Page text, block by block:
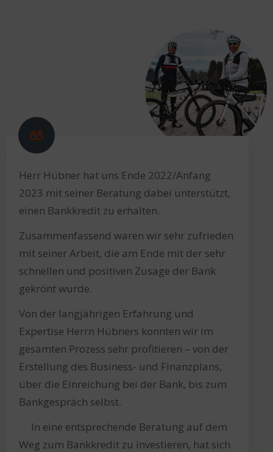
Herr Hübner hat uns Ende 2022/Anfang
2023 mit seiner Beratung dabei unterstützt,
einen Bankkredit zu erhalten.
Zusammenfassend waren wir sehr zufrieden
mit seiner Arbeit, die am Ende mit der sehr
schnellen und positiven Zusage der Bank
gekrönt wurde.
Von der langjährigen Erfahrung und
Expertise Herrn Hübners konnten wir im
gesamten Prozess sehr profitieren – von der
Erstellung des Business- und Finanzplans,
über die Einreichung bei der Bank, bis zum
Bankgespräch selbst.
In eine entsprechende Beratung auf dem
Weg zum Bankkredit zu investieren, hat sich